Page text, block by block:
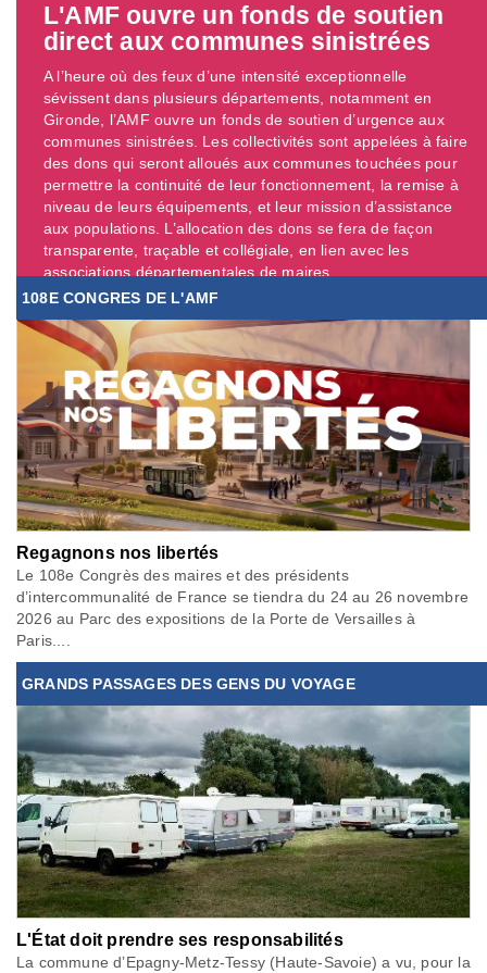
L'AMF ouvre un fonds de soutien
direct aux communes sinistrées
A l’heure où des feux d’une intensité exceptionnelle
sévissent dans plusieurs départements, notamment en
Gironde, l’AMF ouvre un fonds de soutien d’urgence aux
communes sinistrées. Les collectivités sont appelées à faire
des dons qui seront alloués aux communes touchées pour
permettre la continuité de leur fonctionnement, la remise à
niveau de leurs équipements, et leur mission d’assistance
aux populations. L’allocation des dons se fera de façon
transparente, traçable et collégiale, en lien avec les
associations départementales de maires. ...
108E CONGRES DE L'AMF
Regagnons nos libertés
Le 108e Congrès des maires et des présidents
d’intercommunalité de France se tiendra du 24 au 26 novembre
2026 au Parc des expositions de la Porte de Versailles à
Paris....
GRANDS PASSAGES DES GENS DU VOYAGE
L'État doit prendre ses responsabilités
La commune d’Epagny-Metz-Tessy (Haute-Savoie) a vu, pour la